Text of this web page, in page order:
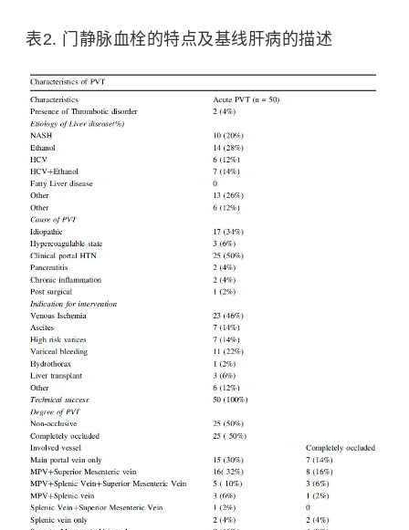
表2. 门静脉血栓的特点及基线肝病的描述